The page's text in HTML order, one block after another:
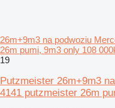
26m+9m3 na podwoziu
26m pumi, 9m3 only 108
19
Putzmeister 26m+9m3
4141 putzmeister 26m